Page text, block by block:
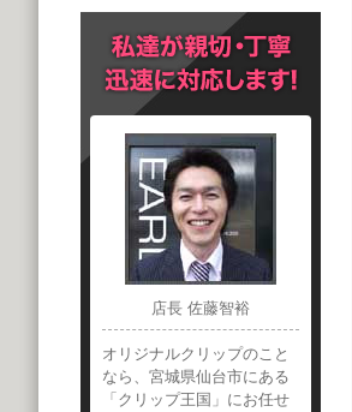
店長 佐藤智裕
オリジナルクリップのこと
なら、宮城県仙台市にある
「クリップ王国」にお任せ